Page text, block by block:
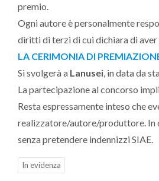
premio.
Ogni autore è personalmente
diritti di terzi di cui dichiara di
LA CERIMONIA DI
Si svolgerà a Lanusei, in data da
La partecipazione al concorso
Resta espressamente inteso che
realizzatore/autore/produttore. In
senza pretendere indennizzi SIAE.
In evidenza